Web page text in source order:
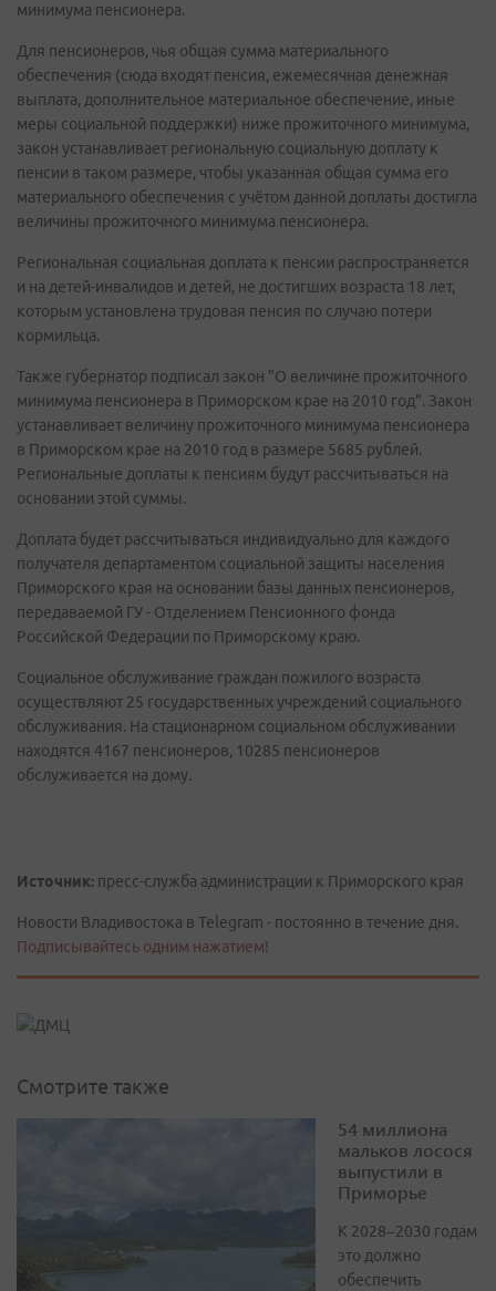
минимума пенсионера.
Для пенсионеров, чья общая сумма материального
обеспечения (сюда входят пенсия, ежемесячная денежная
выплата, дополнительное материальное обеспечение, иные
меры социальной поддержки) ниже прожиточного минимума,
закон устанавливает региональную социальную доплату к
пенсии в таком размере, чтобы указанная общая сумма его
материального обеспечения с учётом данной доплаты достигла
величины прожиточного минимума пенсионера.
Региональная социальная доплата к пенсии распространяется
и на детей-инвалидов и детей, не достигших возраста 18 лет,
которым установлена трудовая пенсия по случаю потери
кормильца.
Также губернатор подписал закон "О величине прожиточного
минимума пенсионера в Приморском крае на 2010 год". Закон
устанавливает величину прожиточного минимума пенсионера
в Приморском крае на 2010 год в размере 5685 рублей.
Региональные доплаты к пенсиям будут рассчитываться на
основании этой суммы.
Доплата будет рассчитываться индивидуально для каждого
получателя департаментом социальной защиты населения
Приморского края на основании базы данных пенсионеров,
передаваемой ГУ - Отделением Пенсионного фонда
Российской Федерации по Приморскому краю.
Социальное обслуживание граждан пожилого возраста
осуществляют 25 государственных учреждений социального
обслуживания. На стационарном социальном обслуживании
находятся 4167 пенсионеров, 10285 пенсионеров
обслуживается на дому.
Источник: пресс-служба администрации к Приморского края
Новости Владивостока в Telegram - постоянно в течение дня.
Подписывайтесь одним нажатием!
Смотрите также
54 миллиона
мальков лосося
выпустили в
Приморье
К 2028–2030 годам
это должно
обеспечить